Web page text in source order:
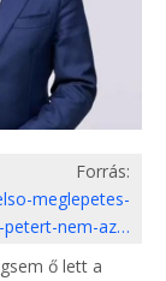
Forrás:
meglepetes-
petert-nem-az…
ő lett a